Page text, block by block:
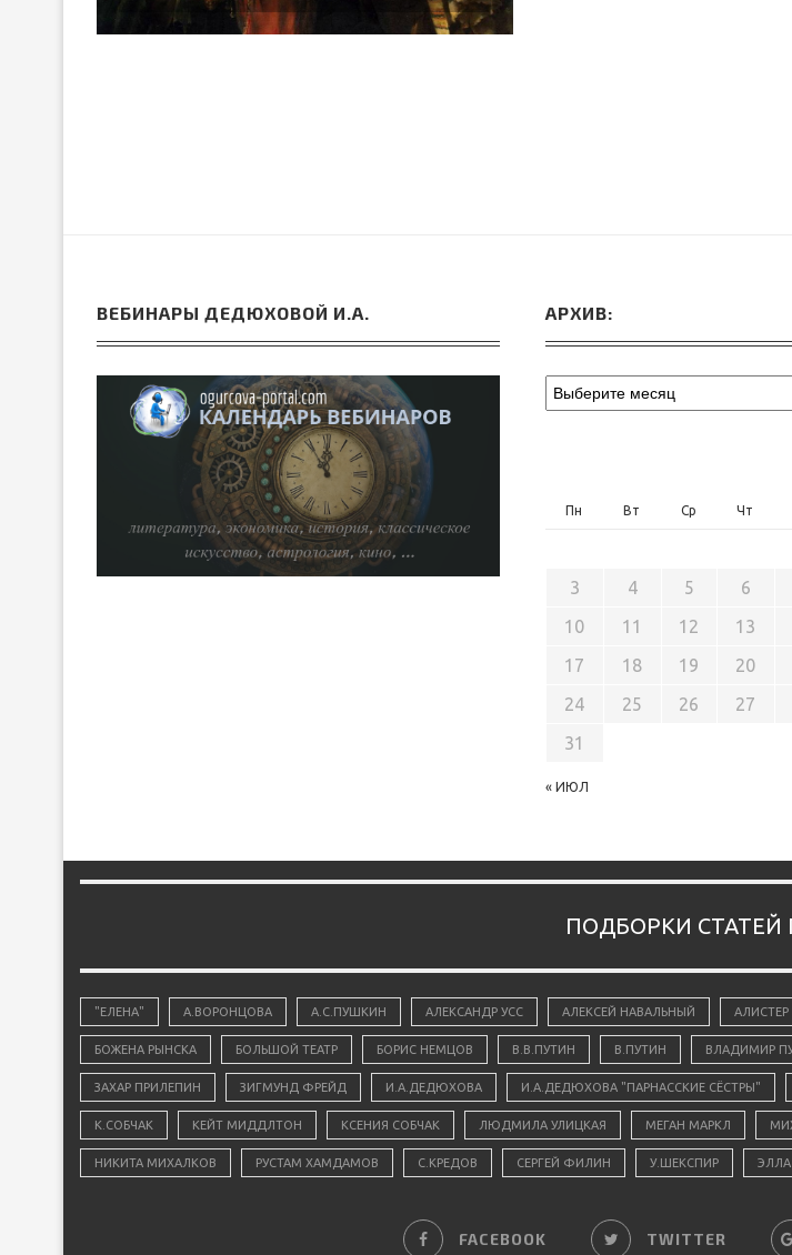
УИЛЬЯМ ШЕКСПИР «КОРОЛЬ
ВЕБИНАРЫ ДЕДЮХОВОЙ И.А. АРХИВ:
Пн Вт Ср Чт
« ИЮЛ
3
4 5 6
10
11 12 13
17
18 19 20
24
25 26 27
31
ПОДБОРКИ СТАТЕЙ
"ЕЛЕНА" А.ВОРОНЦОВА А.С.ПУШКИН АЛЕКСАНДР УСС АЛЕКСЕЙ НАВАЛЬНЫЙ АЛИСТЕР
БОЖЕНА РЫНСКА БОЛЬШОЙ ТЕАТР БОРИС НЕМЦОВ В.В.ПУТИН В.ПУТИН ВЛАДИМИР
ЗАХАР ПРИЛЕПИН ЗИГМУНД ФРЕЙД И.А.ДЕДЮХОВА И.А.ДЕДЮХОВА "ПАРНАССКИЕ СЁСТРЫ"
К.СОБЧАК КЕЙТ МИДДЛТОН КСЕНИЯ СОБЧАК ЛЮДМИЛА УЛИЦКАЯ МЕГАН МАРКЛ
НИКИТА МИХАЛКОВ РУСТАМ ХАМДАМОВ С.КРЕДОВ СЕРГЕЙ ФИЛИН У.ШЕКСПИР
FACEBOOK TWITTER